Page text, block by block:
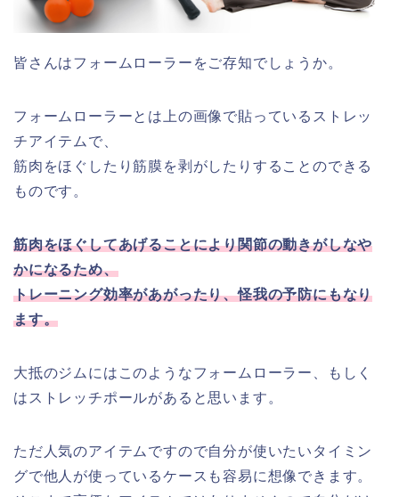
皆さんはフォームローラーをご存知でしょうか。
フォームローラーとは上の画像で貼っているストレッ
チアイテムで、
筋肉をほぐしたり筋膜を剥がしたりすることのできる
ものです。
筋肉をほぐしてあげることにより関節の動きがしなや
かになるため、
トレーニング効率があがったり、怪我の予防にもなり
ます。
大抵のジムにはこのようなフォームローラー、もしく
はストレッチポールがあると思います。
ただ人気のアイテムですので自分が使いたいタイミン
グで他人が使っているケースも容易に想像できます。